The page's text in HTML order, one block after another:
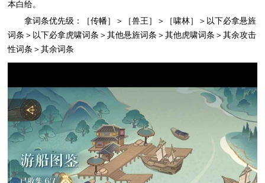
本白给。
拿词条优先级：［传幡］＞［兽王］＞［啸林］＞以下必拿悬旌
词条＞以下必拿虎啸词条＞其他悬旌词条＞其他虎啸词条＞其余攻击
性词条＞其余词条